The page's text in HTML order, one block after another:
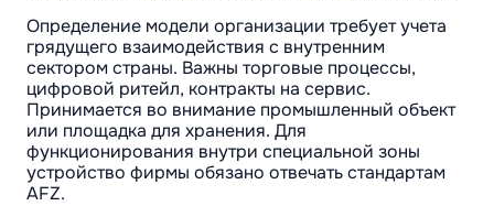
Определение модели организации требует учета
грядущего взаимодействия с внутренним
сектором страны. Важны торговые процессы,
цифровой ритейл, контракты на сервис.
Принимается во внимание промышленный объект
или площадка для хранения. Для
функционирования внутри специальной зоны
устройство фирмы обязано отвечать стандартам
AFZ.